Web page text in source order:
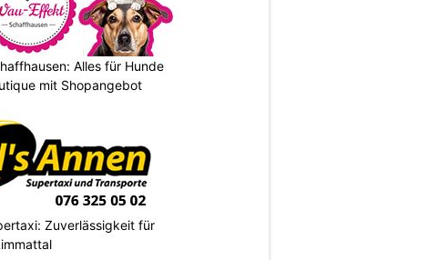
Alles für Hunde
mit Shopangebot
Zuverlässigkeit für